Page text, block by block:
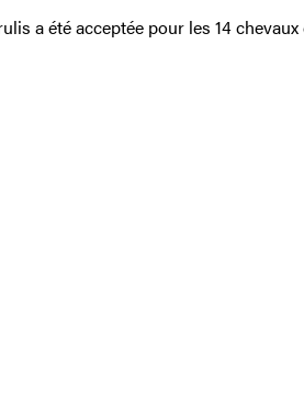
a été acceptée pour les 14